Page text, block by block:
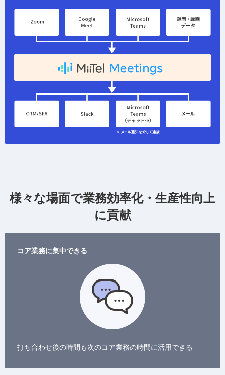
様々な場面で業務効率化・生産性向上
に貢献
コア業務に集中できる
打ち合わせ後の時間も次のコア業務の時間に活用できる